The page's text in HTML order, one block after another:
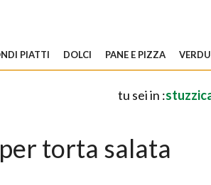
PIATTI DOLCI PANE E PIZZA
tu sei in :
torta salata